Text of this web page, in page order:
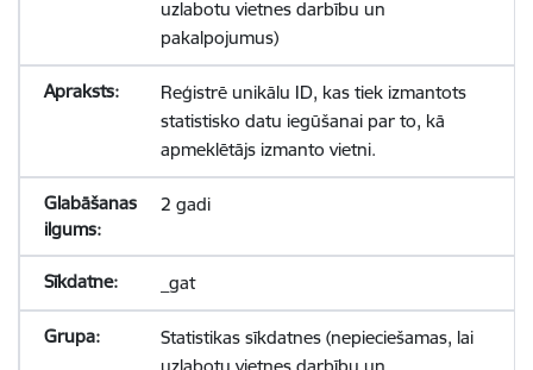
uzlabotu vietnes darbību un
pakalpojumus)
Reģistrē unikālu ID, kas tiek izmantots
statistisko datu iegūšanai par to, kā
apmeklētājs izmanto vietni.
2 gadi
_gat
Statistikas sīkdatnes (nepieciešamas, lai